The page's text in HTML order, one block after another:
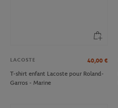
LACOSTE 40,00 €
T-shirt enfant Lacoste pour Roland-
Garros - Marine